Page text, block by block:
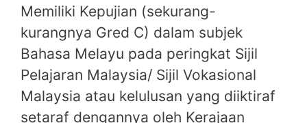
Memiliki Kepujian (sekurang-
kurangnya Gred C) dalam subjek
Bahasa Melayu pada peringkat Sijil
Pelajaran Malaysia/ Sijil Vokasional
Malaysia atau kelulusan yang diiktiraf
setaraf dengannya oleh Kerajaan